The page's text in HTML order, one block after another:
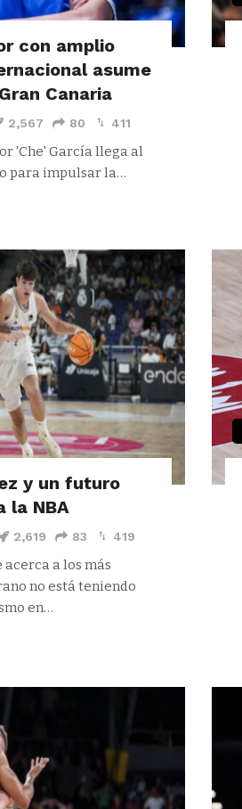
con amplio
asume
Canaria
2,567 80 411
'Che' García llega al
para impulsar la…
y un futuro
la NBA
2,619 83 419
acerca a los más
no está teniendo
en…